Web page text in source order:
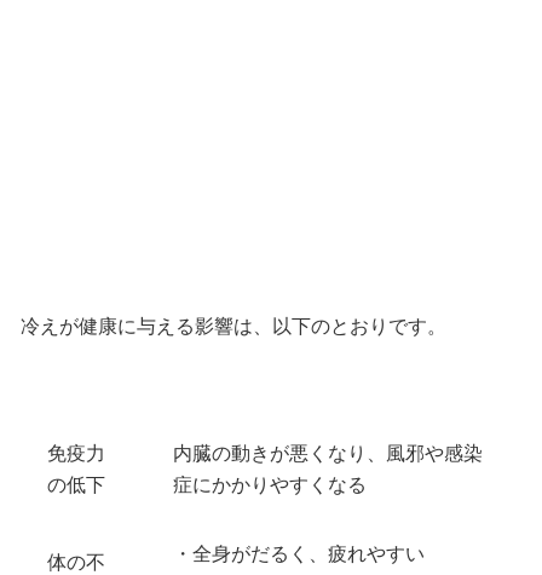
冷えが健康に与える影響は、以下のとおりです。
免疫力
の低下
内臓の動きが悪くなり、風邪や感染
症にかかりやすくなる
体の不
・全身がだるく、疲れやすい